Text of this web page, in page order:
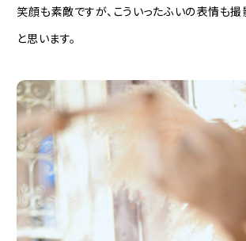
笑顔も素敵ですが、こういったふいの表情も
と思います。